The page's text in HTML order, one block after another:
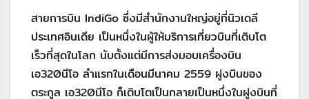
สายการบิน IndiGo ซึ่งมีสำนักงานใหญ่อยู่ที่นิวเดลี
ประเทศอินเดีย เป็นหนึ่งในผู้ให้บริการเที่ยวบินที่เติบโต
เร็วที่สุดในโลก นับตั้งแต่มีการส่งมอบเครื่องบิน
เอ320นีโอ ลำแรกในเดือนมีนาคม 2559 ฝูงบินของ
ตระกูล เอ320นีโอ ก็เติบโตเป็นกลายเป็นหนึ่งในฝูงบินที่